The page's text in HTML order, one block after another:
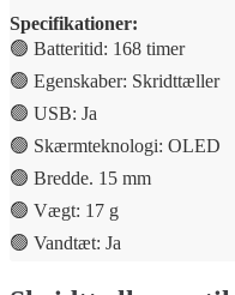
Specifikationer:
🟢 Batteritid: 168 timer
🟢 Egenskaber: Skridttæller
🟢 USB: Ja
🟢 Skærmteknologi: OLED
🟢 Bredde. 15 mm
🟢 Vægt: 17 g
🟢 Vandtæt: Ja